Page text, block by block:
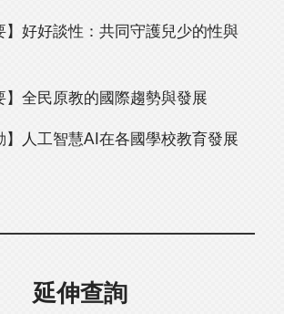
】好好談性：共同守護兒少的性與
】全民原教的國際趨勢與發展
】人工智慧AI在各國學校教育發展
延伸查詢